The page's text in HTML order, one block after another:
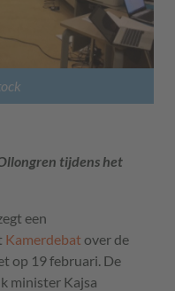
tijdens het
een
Kamerdebat over de
op 19 februari. De
minister Kajsa